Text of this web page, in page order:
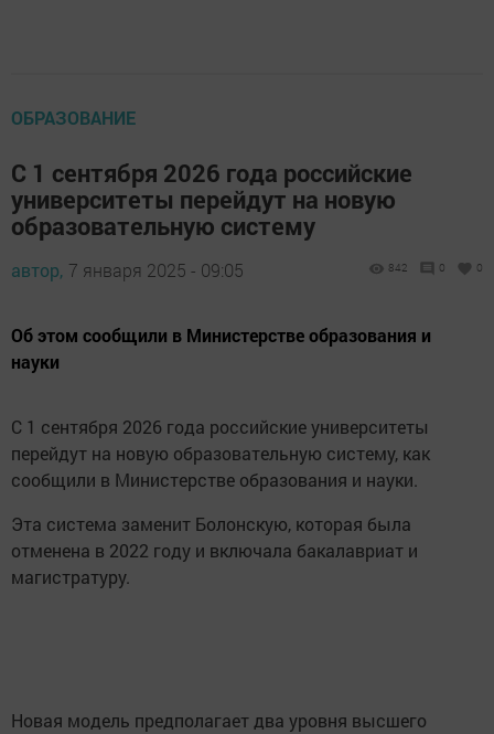
ОБРАЗОВАНИЕ
С 1 сентября 2026 года российские
университеты перейдут на новую
образовательную систему
автор, 7 января 2025 - 09:05 842 0 0
Об этом сообщили в Министерстве образования и
науки
С 1 сентября 2026 года российские университеты
перейдут на новую образовательную систему, как
сообщили в Министерстве образования и науки.
Эта система заменит Болонскую, которая была
отменена в 2022 году и включала бакалавриат и
магистратуру.
Новая модель предполагает два уровня высшего